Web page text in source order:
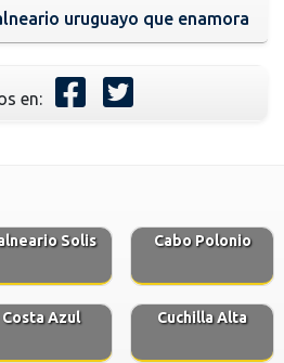
uruguayo que enamora
en:
Solis Cabo Polonio
Costa Azul Cuchilla Alta